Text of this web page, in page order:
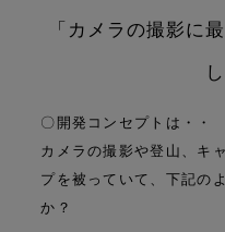
「カメラの撮影に
〇開発コンセプトは・・
カメラの撮影や登山、キ
プを被っていて、下記の
か？